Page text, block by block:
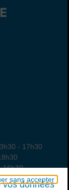
sans accepter
vos données
- 17h30
16h30
sur rendez-vous